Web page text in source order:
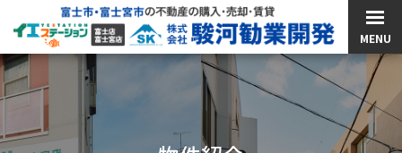
MENU